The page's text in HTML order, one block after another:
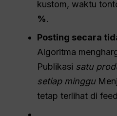
kustom, waktu
%.
Posting secara
Algoritma
Publikasi satu
setiap minggu
tetap terlihat di